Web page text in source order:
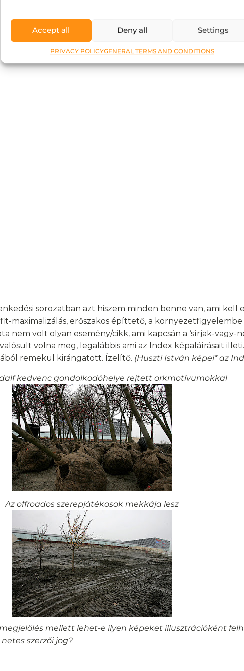
Accept all Deny all Settings
PRIVACY POLICYGENERAL TERMS AND CONDITIONS
sorozatban azt hiszem minden benne van, ami kell
maximalizálás, erőszakos építtető, a
nem volt olyan esemény/cikk, ami kapcsán a ‘sírjak-vagy-
valósult volna meg, legalábbis ami az Index képaláírásait
remekül kirángatott. Ízelítő. (Huszti István képei* az
kedvenc gondolkodóhelye rejtett orkmotívumokkal
Az offroados szerepjátékosok mekkája lesz
mellett lehet-e ilyen képeket illusztrációként
szerzői jog?